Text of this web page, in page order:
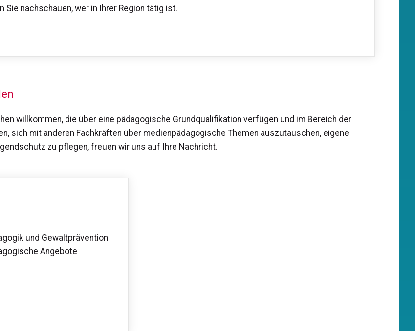
Sie nachschauen, wer in Ihrer Region tätig ist.
willkommen, die über eine pädagogische Grundqualifikation verfügen und im Bereich der
sich mit anderen Fachkräften über medienpädagogische Themen auszutauschen, eigene
zu pflegen, freuen wir uns auf Ihre Nachricht.
und Gewaltprävention
Angebote